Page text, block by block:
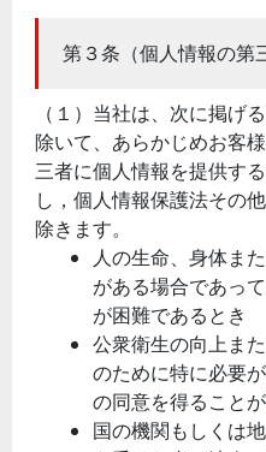
第３条（個人情報の第
（１）当社は、次に掲げ
除いて、あらかじめお客
三者に個人情報を提供す
し，個人情報保護法その
除きます。
人の生命、身体ま
がある場合であっ
が困難であるとき
公衆衛生の向上ま
のために特に必要
の同意を得ること
国の機関もしくは